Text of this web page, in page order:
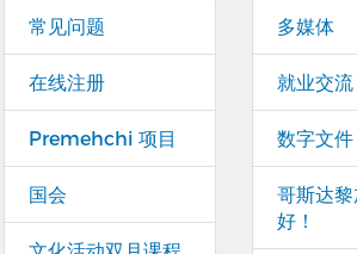
常见问题
在线注册
Premehchi 项目
国会
文化活动双月课程
多媒体
就业交流
数字文件
哥斯达
好！